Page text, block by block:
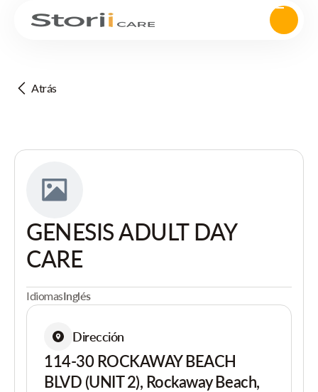
Atrás
GENESIS ADULT DAY
CARE
IdiomasInglés
Dirección
114-30 ROCKAWAY BEACH
BLVD (UNIT 2), Rockaway Beach,